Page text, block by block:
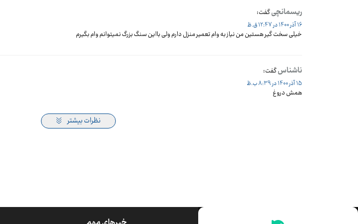
ریسمانچیگفت:
16 آذر 1400 در 12:47 ق.ظ
خیلی سخت گیر هستین من نیاز به وام تعمیر منزل دارم ولی بااین سنگ بزرگ نمیتوانم وام بگیرم
ناشناسگفت:
15 آذر 1400 در 8:39 ب.ظ
همش دروغ
نظرات بیشتر